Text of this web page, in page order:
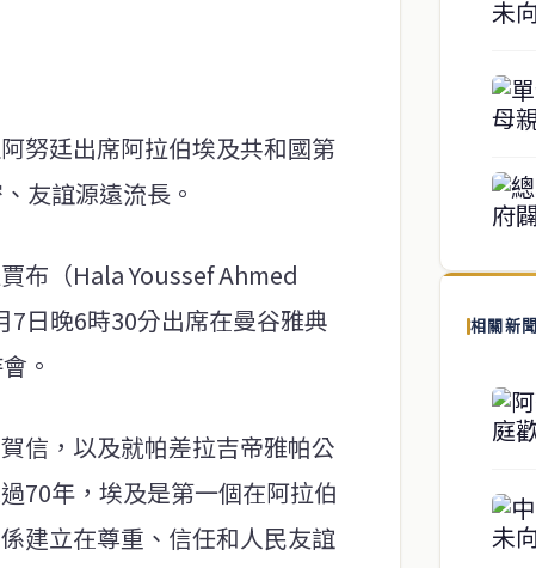
努廷出席阿拉伯埃及共和國第
友誼源遠流長。
布（Hala Youssef Ahmed
日晚6時30分出席在曼谷雅典
。
信，以及就帕差拉吉帝雅帕公
70年，埃及是第一個在阿拉伯
建立在尊重、信任和人民友誼
相關新聞